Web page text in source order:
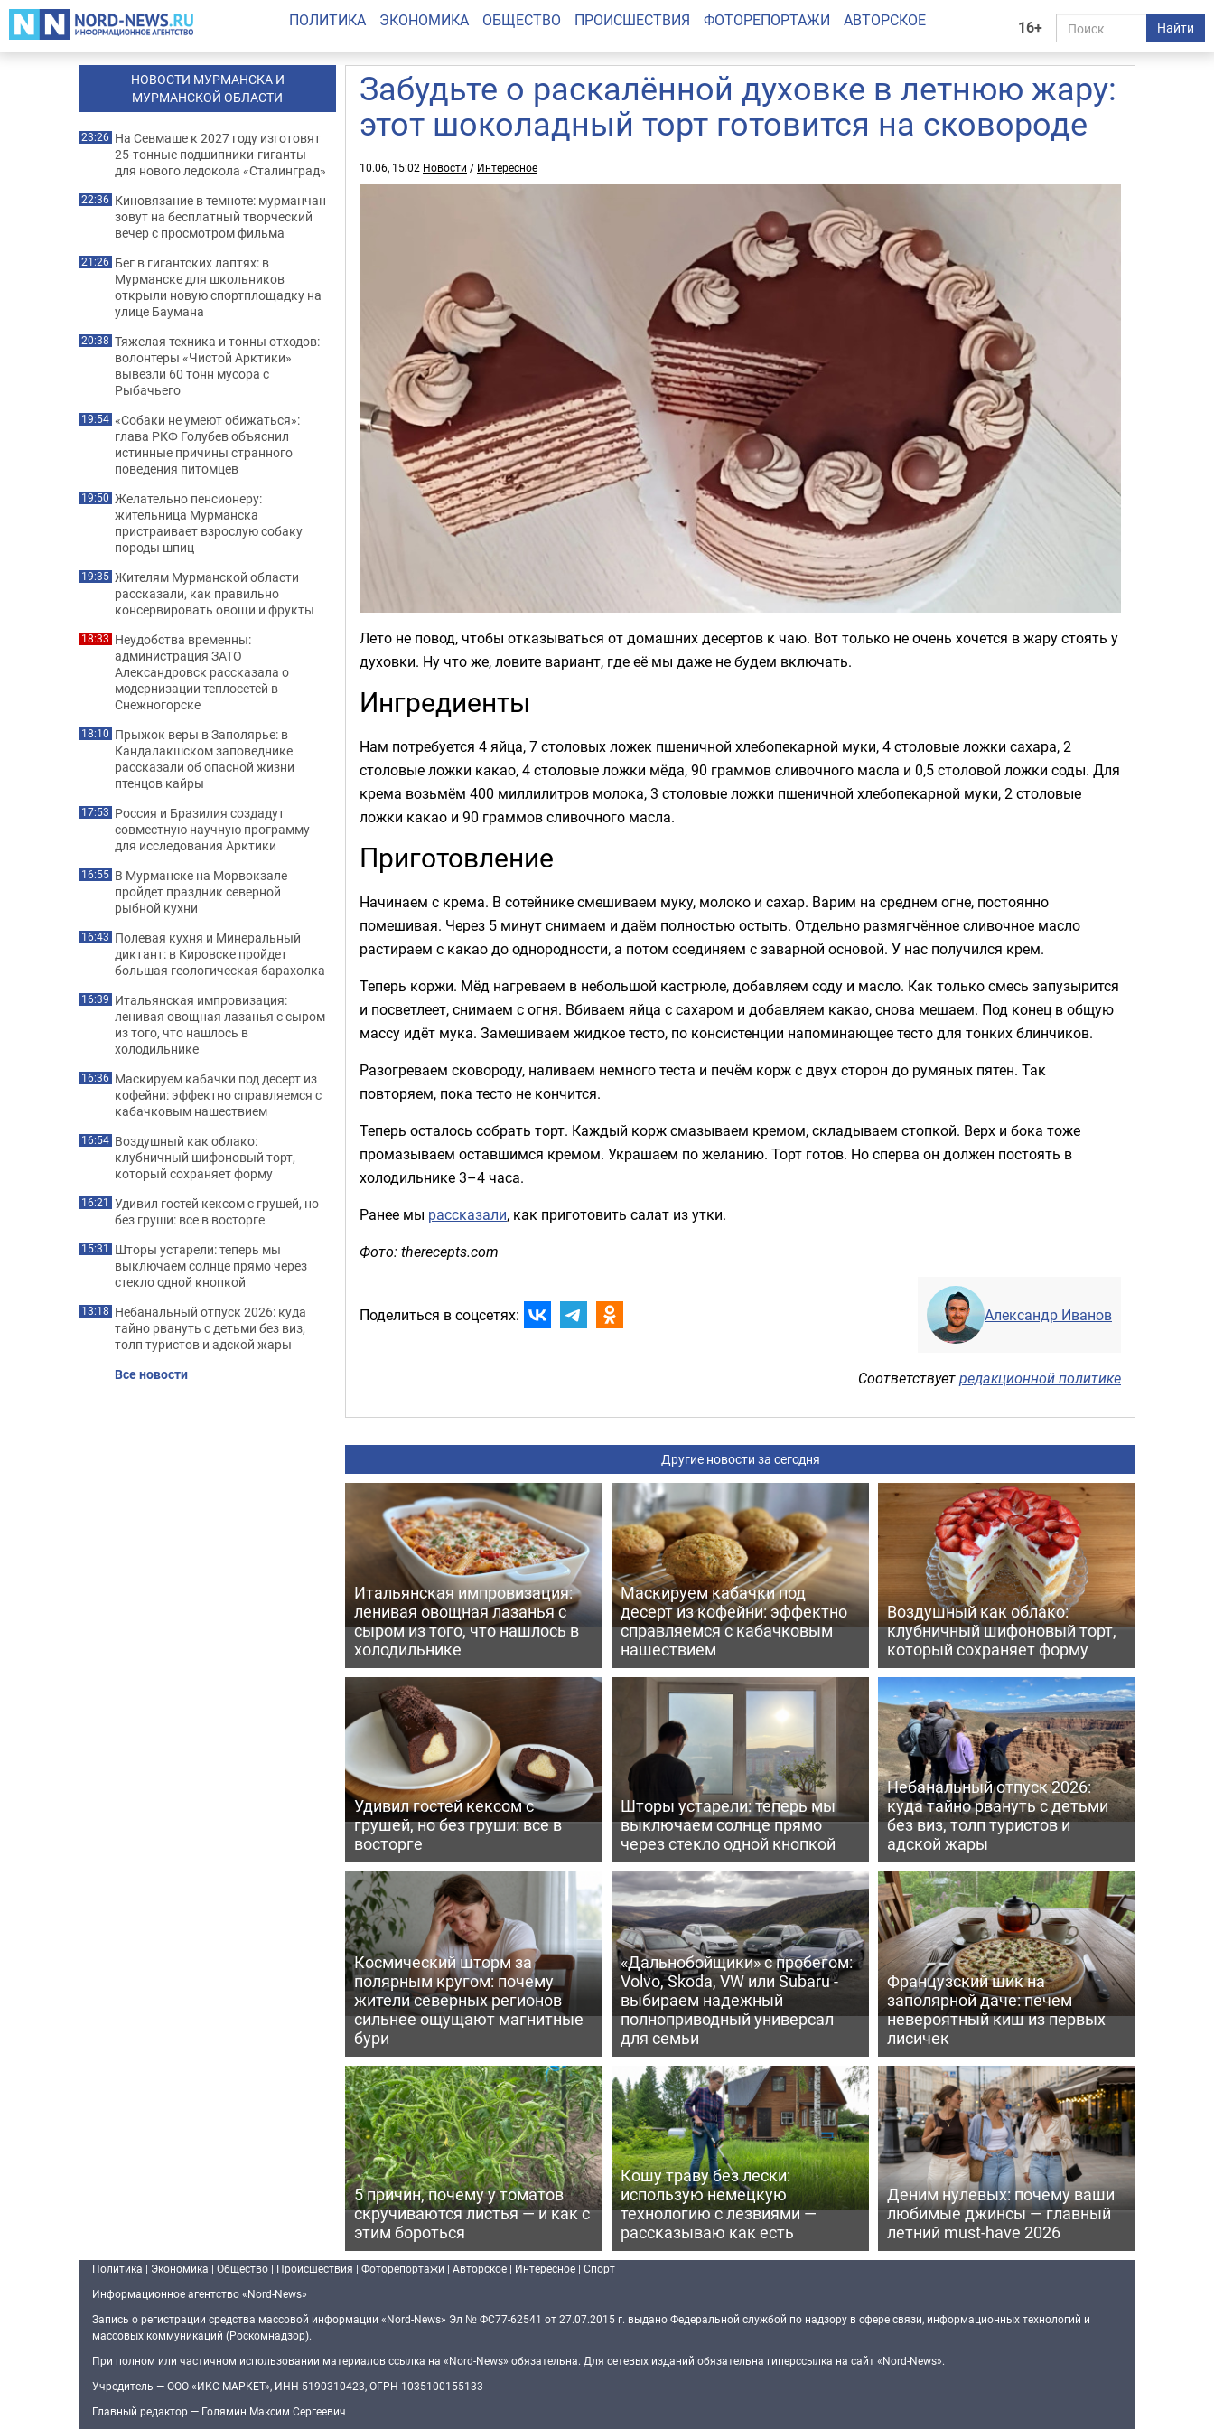
16+ Найти
ПОЛИТИКА ЭКОНОМИКА ОБЩЕСТВО ПРОИСШЕСТВИЯ ФОТОРЕПОРТАЖИ АВТОРСКОЕ
Забудьте о раскалённой духовке в летнюю жару:
этот шоколадный торт готовится на сковороде
10.06, 15:02 Новости / Интересное
Лето не повод, чтобы отказываться от домашних десертов к чаю. Вот только не очень хочется в жару стоять у
духовки. Ну что же, ловите вариант, где её мы даже не будем включать.
Ингредиенты
Нам потребуется 4 яйца, 7 столовых ложек пшеничной хлебопекарной муки, 4 столовые ложки сахара, 2
столовые ложки какао, 4 столовые ложки мёда, 90 граммов сливочного масла и 0,5 столовой ложки соды. Для
крема возьмём 400 миллилитров молока, 3 столовые ложки пшеничной хлебопекарной муки, 2 столовые
ложки какао и 90 граммов сливочного масла.
Приготовление
Начинаем с крема. В сотейнике смешиваем муку, молоко и сахар. Варим на среднем огне, постоянно
помешивая. Через 5 минут снимаем и даём полностью остыть. Отдельно размягчённое сливочное масло
растираем с какао до однородности, а потом соединяем с заварной основой. У нас получился крем.
Теперь коржи. Мёд нагреваем в небольшой кастрюле, добавляем соду и масло. Как только смесь запузырится
и посветлеет, снимаем с огня. Вбиваем яйца с сахаром и добавляем какао, снова мешаем. Под конец в общую
массу идёт мука. Замешиваем жидкое тесто, по консистенции напоминающее тесто для тонких блинчиков.
Разогреваем сковороду, наливаем немного теста и печём корж с двух сторон до румяных пятен. Так
повторяем, пока тесто не кончится.
Теперь осталось собрать торт. Каждый корж смазываем кремом, складываем стопкой. Верх и бока тоже
промазываем оставшимся кремом. Украшаем по желанию. Торт готов. Но сперва он должен постоять в
холодильнике 3–4 часа.
Ранее мы рассказали, как приготовить салат из утки.
Фото: therecepts.com
Поделиться в соцсетях: Александр Иванов
Соответствуетредакционной политике
Другие новости за сегодня
Итальянская импровизация:
ленивая овощная лазанья с
сыром из того, что нашлось в
холодильнике
Маскируем кабачки под
десерт из кофейни: эффектно
справляемся с кабачковым
нашествием
Воздушный как облако:
клубничный шифоновый торт,
который сохраняет форму
Удивил гостей кексом с
грушей, но без груши: все в
восторге
Шторы устарели: теперь мы
выключаем солнце прямо
через стекло одной кнопкой
Небанальный отпуск 2026:
куда тайно рвануть с детьми
без виз, толп туристов и
адской жары
Космический шторм за
полярным кругом: почему
жители северных регионов
сильнее ощущают магнитные
бури
«Дальнобойщики» с пробегом:
Volvo, Skoda, VW или Subaru -
выбираем надежный
полноприводный универсал
для семьи
Французский шик на
заполярной даче: печем
невероятный киш из первых
лисичек
5 причин, почему у томатов
скручиваются листья — и как с
этим бороться
Кошу траву без лески:
использую немецкую
технологию с лезвиями —
рассказываю как есть
Деним нулевых: почему ваши
любимые джинсы — главный
летний must-have 2026
НОВОСТИ МУРМАНСКА И
МУРМАНСКОЙ ОБЛАСТИ
23:26 На Севмаше к 2027 году изготовят
25-тонные подшипники-гиганты
для нового ледокола «Сталинград»
22:36 Киновязание в темноте: мурманчан
зовут на бесплатный творческий
вечер с просмотром фильма
21:26 Бег в гигантских лаптях: в
Мурманске для школьников
открыли новую спортплощадку на
улице Баумана
20:38 Тяжелая техника и тонны отходов:
волонтеры «Чистой Арктики»
вывезли 60 тонн мусора с
Рыбачьего
19:54 «Собаки не умеют обижаться»:
глава РКФ Голубев объяснил
истинные причины странного
поведения питомцев
19:50 Желательно пенсионеру:
жительница Мурманска
пристраивает взрослую собаку
породы шпиц
19:35 Жителям Мурманской области
рассказали, как правильно
консервировать овощи и фрукты
18:33 Неудобства временны:
администрация ЗАТО
Александровск рассказала о
модернизации теплосетей в
Снежногорске
18:10 Прыжок веры в Заполярье: в
Кандалакшском заповеднике
рассказали об опасной жизни
птенцов кайры
17:53 Россия и Бразилия создадут
совместную научную программу
для исследования Арктики
16:55 В Мурманске на Морвокзале
пройдет праздник северной
рыбной кухни
16:43 Полевая кухня и Минеральный
диктант: в Кировске пройдет
большая геологическая барахолка
16:39 Итальянская импровизация:
ленивая овощная лазанья с сыром
из того, что нашлось в
холодильнике
16:36 Маскируем кабачки под десерт из
кофейни: эффектно справляемся с
кабачковым нашествием
16:54 Воздушный как облако:
клубничный шифоновый торт,
который сохраняет форму
16:21 Удивил гостей кексом с грушей, но
без груши: все в восторге
15:31 Шторы устарели: теперь мы
выключаем солнце прямо через
стекло одной кнопкой
13:18 Небанальный отпуск 2026: куда
тайно рвануть с детьми без виз,
толп туристов и адской жары
Все новости
Политика | Экономика | Общество | Происшествия | Фоторепортажи | Авторское | Интересное | Спорт
Информационное агентство «Nord-News»
Запись о регистрации средства массовой информации «Nord-News» Эл № ФС77-62541 от 27.07.2015 г. выдано Федеральной службой по надзору в сфере связи, информационных технологий и
массовых коммуникаций (Роскомнадзор).
При полном или частичном использовании материалов ссылка на «Nord-News» обязательна. Для сетевых изданий обязательна гиперссылка на сайт «Nord-News».
Учредитель — ООО «ИКС-МАРКЕТ», ИНН 5190310423, ОГРН 1035100155133
Главный редактор — Голямин Максим Сергеевич